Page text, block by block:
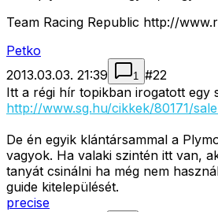
Team Racing Republic http://
Petko
2013.03.03. 21:39
1 #22
Itt a régi hír topikban irogatott egy
http://www.sg.hu/cikkek/80171/
De én egyik klántársammal a
vagyok. Ha valaki szintén itt van,
tanyát csinálni ha még nem
guide kitelepülését.
precise